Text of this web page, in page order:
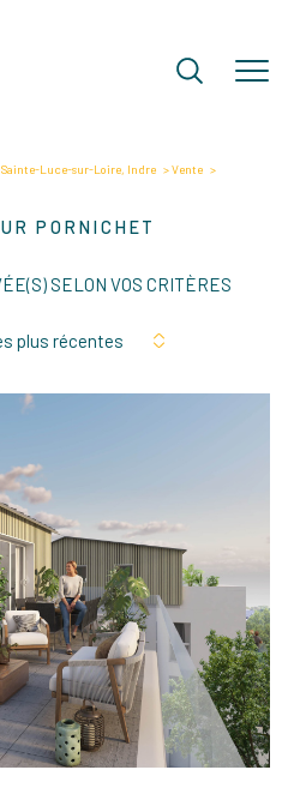
Luce-sur-Loire, Indre
Vente
PORNICHET
SELON VOS CRITÈRES
plus récentes
LE